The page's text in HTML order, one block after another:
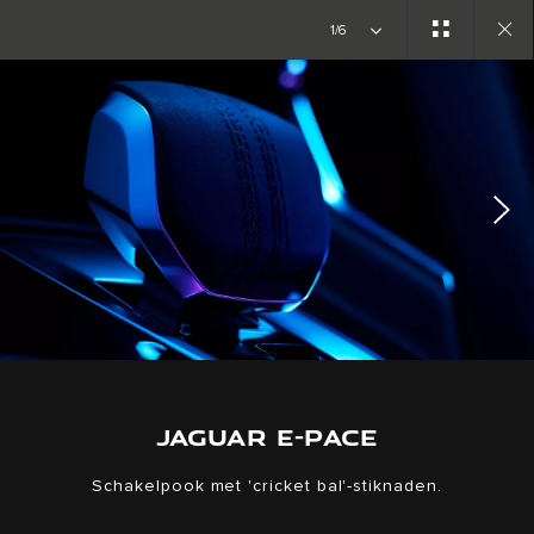
Copy nothing. Het begin van een nieuw tijdperk
1/6
JAGUAR E-PACE
Schakelpook met 'cricket bal'-stiknaden.